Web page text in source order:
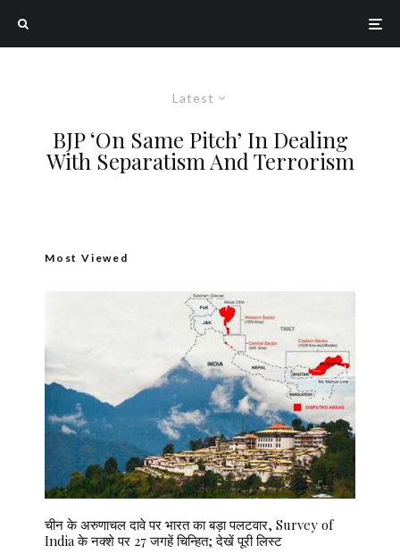
Latest
BJP ‘On Same Pitch’ In Dealing
With Separatism And Terrorism
Most Viewed
चीन के अरुणाचल दावे पर भारत का बड़ा पलटवार, Survey of
India के नक्शे पर 27 जगहें चिन्हित; देखें पूरी लिस्ट